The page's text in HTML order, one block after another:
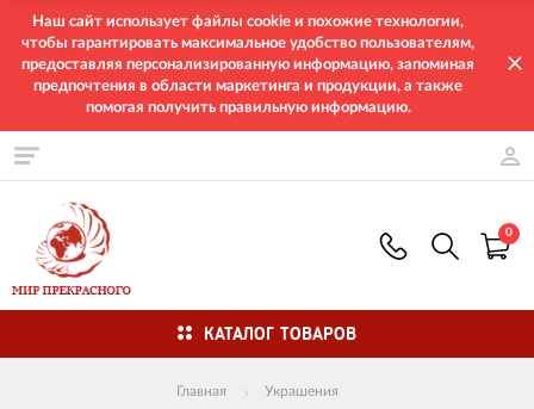
Наш сайт использует файлы cookie и похожие технологии,
чтобы гарантировать максимальное удобство пользователям,
предоставляя персонализированную информацию, запоминая
предпочтения в области маркетинга и продукции, а также
помогая получить правильную информацию.
0
КАТАЛОГ ТОВАРОВ
Главная Украшения